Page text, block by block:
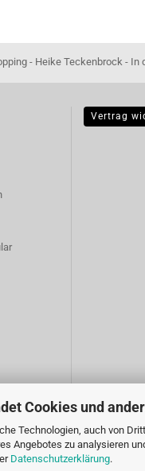
Cookies und
Technologien, auch von
Angebotes zu analysieren
Datenschutzerklärung.
- In der Ham 16 -
Vertrag